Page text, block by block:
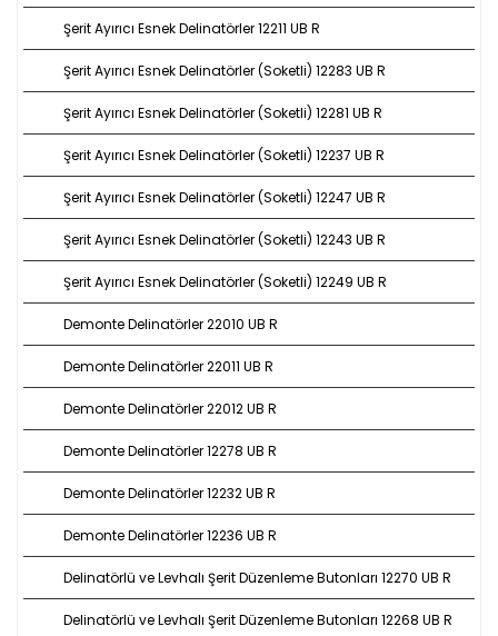
Şerit Ayırıcı Esnek Delinatörler 12211 UB R
Şerit Ayırıcı Esnek Delinatörler (Soketli) 12283 UB R
Şerit Ayırıcı Esnek Delinatörler (Soketli) 12281 UB R
Şerit Ayırıcı Esnek Delinatörler (Soketli) 12237 UB R
Şerit Ayırıcı Esnek Delinatörler (Soketli) 12247 UB R
Şerit Ayırıcı Esnek Delinatörler (Soketli) 12243 UB R
Şerit Ayırıcı Esnek Delinatörler (Soketli) 12249 UB R
Demonte Delinatörler 22010 UB R
Demonte Delinatörler 22011 UB R
Demonte Delinatörler 22012 UB R
Demonte Delinatörler 12278 UB R
Demonte Delinatörler 12232 UB R
Demonte Delinatörler 12236 UB R
Delinatörlü ve Levhalı Şerit Düzenleme Butonları 12270 UB R
Delinatörlü ve Levhalı Şerit Düzenleme Butonları 12268 UB R